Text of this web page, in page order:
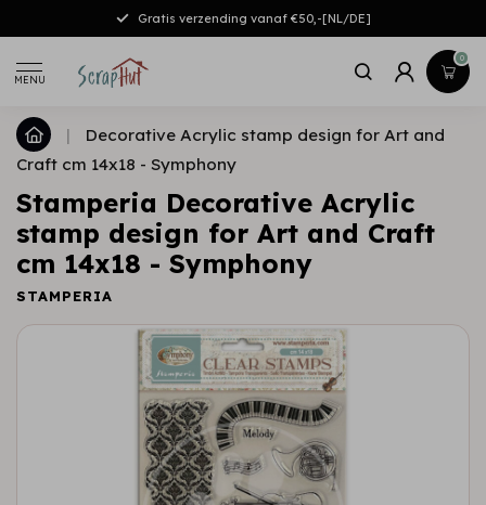
Gratis verzending vanaf €50,-[NL/DE]
MENU
0
|
Decorative Acrylic stamp design for Art and
Craft cm 14x18 - Symphony
Stamperia Decorative Acrylic
stamp design for Art and Craft
cm 14x18 - Symphony
STAMPERIA